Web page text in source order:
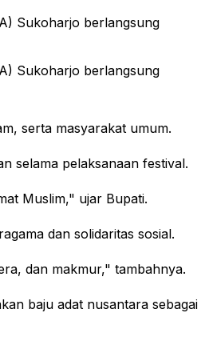
Sukoharjo berlangsung
Sukoharjo berlangsung
serta masyarakat umum.
selama pelaksanaan festival.
Muslim," ujar Bupati.
dan solidaritas sosial.
dan makmur," tambahnya.
baju adat nusantara sebagai